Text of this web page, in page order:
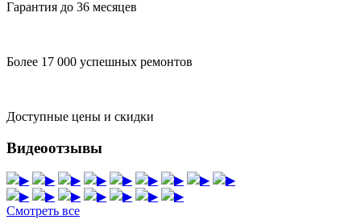
Гарантия до 36 месяцев
Более 17 000 успешных ремонтов
Доступные цены и скидки
Видеоотзывы
▶ ▶ ▶ ▶ ▶ ▶ ▶ ▶
▶
▶
▶ ▶ ▶ ▶ ▶
▶
Смотреть все